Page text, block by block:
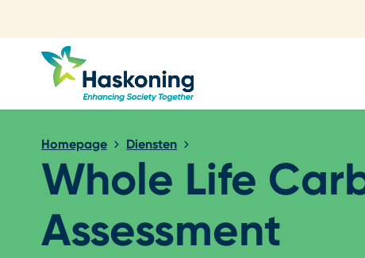
Homepage Diensten
Whole Life
Assessment